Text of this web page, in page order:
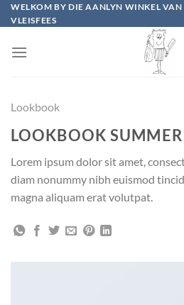
Skip
to
WELKOM BY DIE AANLYN WINKEL
VLEISFEES
Lookbook
LOOKBOOK SUMMER
Lorem ipsum dolor sit amet,
diam nonummy nibh euismod
magna aliquam erat volutpat.